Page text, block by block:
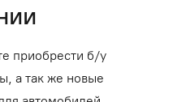
приобрести б/у
а так же новые